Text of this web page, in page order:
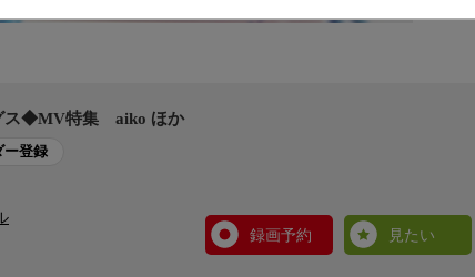
ス◆MV特集 aiko ほか
ー登録
録画予約
見たい